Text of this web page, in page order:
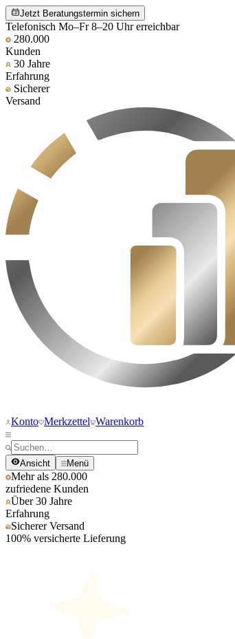
Jetzt Beratungstermin sichern
Telefonisch Mo–Fr 8–20 Uhr erreichbar
280.000
Kunden
30 Jahre
Erfahrung
Sicherer
Versand
Konto Merkzettel Warenkorb
Ansicht Menü
Mehr als 280.000
zufriedene Kunden
Über 30 Jahre
Erfahrung
Sicherer Versand
100% versicherte Lieferung